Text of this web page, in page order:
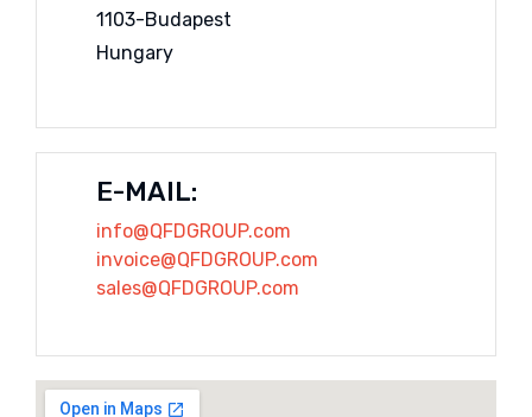
1103-Budapest
Hungary
E-MAIL:
info@QFDGROUP.com
invoice@QFDGROUP.com
sales@QFDGROUP.com